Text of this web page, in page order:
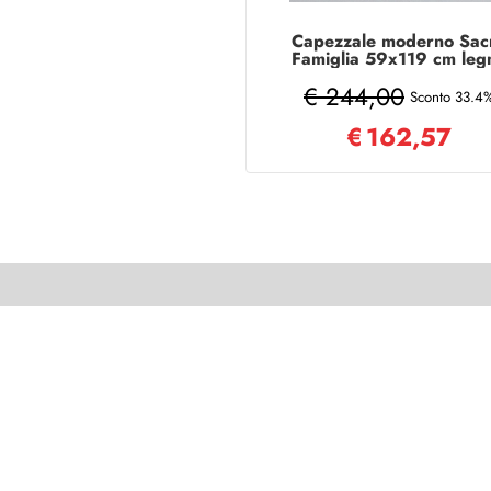
Capezzale moderno
Famiglia 59x119 cm
laminato Modello 1
€ 244,00 Sconto
€162,57